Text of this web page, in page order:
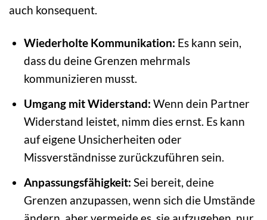
auch konsequent.
Wiederholte Kommunikation: Es kann sein,
dass du deine Grenzen mehrmals
kommunizieren musst.
Umgang mit Widerstand: Wenn dein Partner
Widerstand leistet, nimm dies ernst. Es kann
auf eigene Unsicherheiten oder
Missverständnisse zurückzuführen sein.
Anpassungsfähigkeit: Sei bereit, deine
Grenzen anzupassen, wenn sich die Umstände